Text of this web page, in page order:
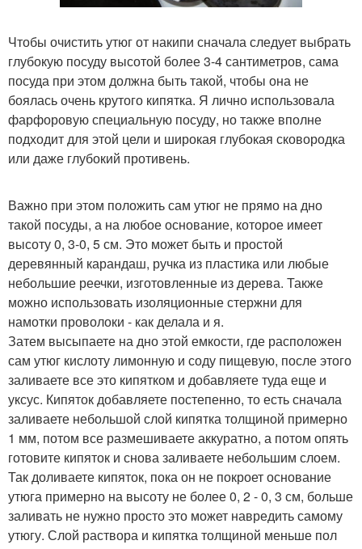
Чтобы очистить утюг от накипи сначала следует выбрать
глубокую посуду высотой более 3-4 сантиметров, сама
посуда при этом должна быть такой, чтобы она не
боялась очень крутого кипятка. Я лично использовала
фарфоровую специальную посуду, но также вполне
подходит для этой цели и широкая глубокая сковородка
или даже глубокий противень.
Важно при этом положить сам утюг не прямо на дно
такой посуды, а на любое основание, которое имеет
высоту 0, 3-0, 5 см. Это может быть и простой
деревянный карандаш, ручка из пластика или любые
небольшие реечки, изготовленные из дерева. Также
можно использовать изоляционные стержни для
намотки проволоки - как делала и я.
Затем высыпаете на дно этой емкости, где расположен
сам утюг кислоту лимонную и соду пищевую, после этого
заливаете все это кипятком и добавляете туда еще и
уксус. Кипяток добавляете постепенно, то есть сначала
заливаете небольшой слой кипятка толщиной примерно
1 мм, потом все размешиваете аккуратно, а потом опять
готовите кипяток и снова заливаете небольшим слоем.
Так доливаете кипяток, пока он не покроет основание
утюга примерно на высоту не более 0, 2 - 0, 3 см, больше
заливать не нужно просто это может навредить самому
утюгу. Слой раствора и кипятка толщиной меньше пол